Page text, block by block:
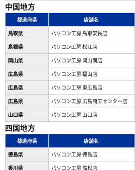
中国地方
都道府県 店舗名
鳥取県
パソコン工房 鳥取安長店
島根県
パソコン工房 松江店
岡山県
パソコン工房 岡山南店
広島県
パソコン工房 福山店
広島県
パソコン工房 東広島店
広島県
パソコン工房 広島商工センター店
山口県
パソコン工房 山口店
四国地方
都道府県 店舗名
徳島県
パソコン工房 徳島店
香川県
パソコン工房 高松店